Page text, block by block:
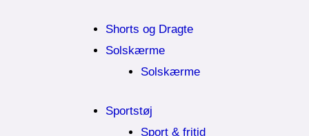
Shorts og Dragte
Solskærme
Solskærme
Sportstøj
Sport & fritid